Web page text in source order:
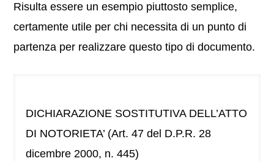
Risulta essere un esempio piuttosto semplice,
certamente utile per chi necessita di un punto di
partenza per realizzare questo tipo di documento.
DICHIARAZIONE SOSTITUTIVA DELL’ATTO
DI NOTORIETA’ (Art. 47 del D.P.R. 28
dicembre 2000, n. 445)